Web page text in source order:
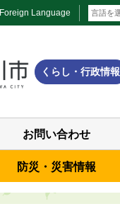
Foreign Language
くらし・行政情報
お問い合わせ
防災・災害情報